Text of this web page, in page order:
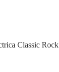
Classic Rock